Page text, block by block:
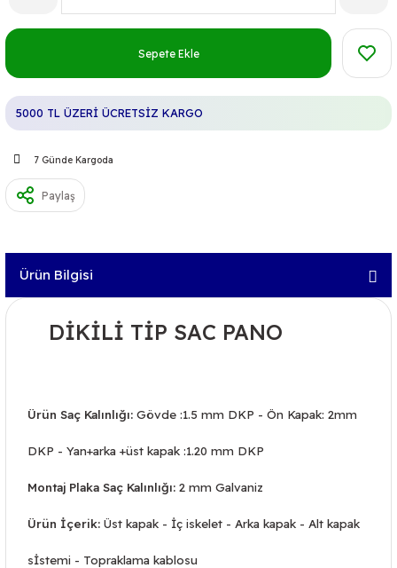
Sepete Ekle
5000 TL ÜZERİ ÜCRETSİZ KARGO
7 Günde Kargoda
Paylaş
Ürün Bilgisi
DİKİLİ TİP SAC PANO
Ürün Saç Kalınlığı: Gövde :1.5 mm DKP - Ön Kapak: 2mm
DKP - Yan+arka +üst kapak :1.20 mm DKP
Montaj Plaka Saç Kalınlığı: 2 mm Galvaniz
Ürün İçerik: Üst kapak - İç iskelet - Arka kapak - Alt kapak
sİstemi - Topraklama kablosu